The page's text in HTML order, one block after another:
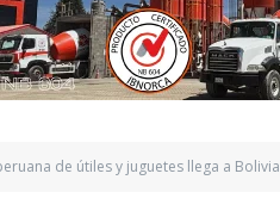
de útiles y juguetes llega a Bolivia